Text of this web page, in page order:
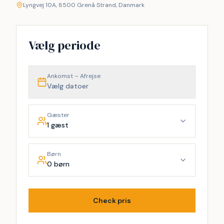
+
−
Lyngvej 10A, 8500 Grenå Strand, Danmark
Vælg periode
Ankomst – Afrejse
Vælg datoer
Gæster
1 gæst
Børn
0 børn
Check pris